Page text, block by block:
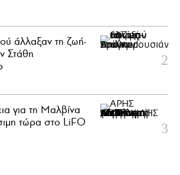
άλλαξαν τη ζωή-
Στάθη
για τη Μαλβίνα
τώρα στo LiFO